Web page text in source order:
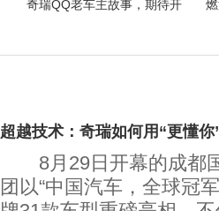
奇瑞QQ老车主故事，期待开
超越技术：奇瑞如何用“更懂
8月29日开幕的成都
团以“中国汽车，全球冠